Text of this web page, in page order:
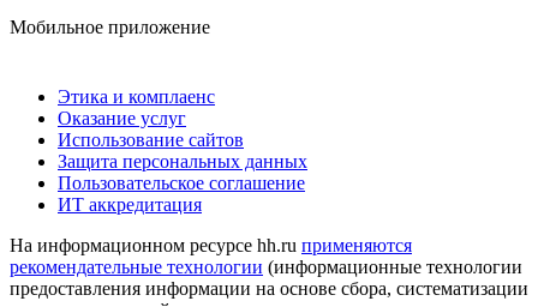
Мобильное приложение
Этика и комплаенс
Оказание услуг
Использование сайтов
Защита персональных данных
Пользовательское соглашение
ИТ аккредитация
На информационном ресурсе hh.ru применяются
рекомендательные технологии (информационные технологии
предоставления информации на основе сбора, систематизации